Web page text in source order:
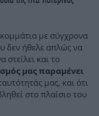
με σύγχρονα
δεν ήθελε απλώς να
στείλει και το
μας παραμένει
μας, και ότι
στο πλαίσιο του